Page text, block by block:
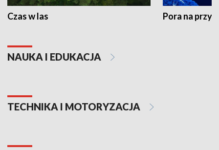
Czas w las Pora na
NAUKA I EDUKACJA
TECHNIKA I MOTORYZACJA